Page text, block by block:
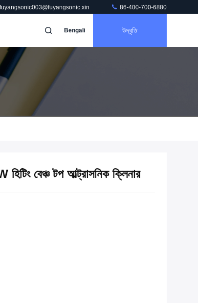
fuyangsonic003@fuyangsonic.xin 86-400-700-6880
Bengali উদ্ধৃতি
হিটিং বেঞ্চ টপ আল্ট্রাসনিক ক্লিনার